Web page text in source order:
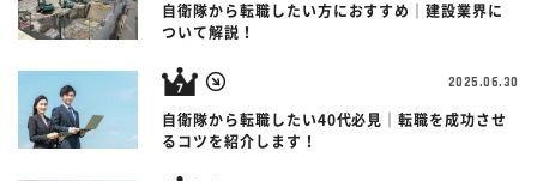
自衛隊から転職したい方におすすめ｜建設業界に
ついて解説！
2025.06.30
自衛隊から転職したい40代必見｜転職を成功させ
るコツを紹介します！